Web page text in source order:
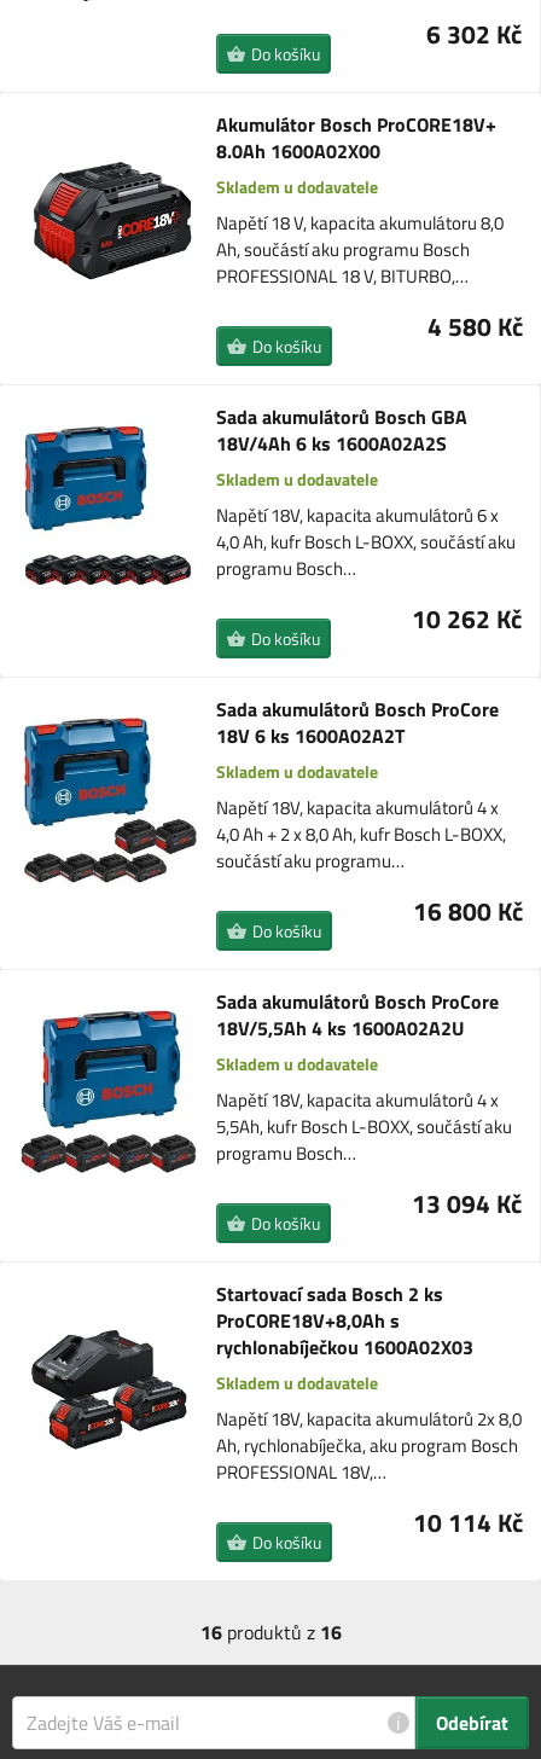
6 302 Kč
Do košíku
Akumulátor Bosch ProCORE18V+
8.0Ah 1600A02X00
Skladem u dodavatele
Napětí 18 V, kapacita akumulátoru 8,0
Ah, součástí aku programu Bosch
PROFESSIONAL 18 V, BITURBO,…
4 580 Kč
Do košíku
Sada akumulátorů Bosch GBA
18V/4Ah 6 ks 1600A02A2S
Skladem u dodavatele
Napětí 18V, kapacita akumulátorů 6 x
4,0 Ah, kufr Bosch L-BOXX, součástí aku
programu Bosch…
10 262 Kč
Do košíku
Sada akumulátorů Bosch ProCore
18V 6 ks 1600A02A2T
Skladem u dodavatele
Napětí 18V, kapacita akumulátorů 4 x
4,0 Ah + 2 x 8,0 Ah, kufr Bosch L-BOXX,
součástí aku programu…
16 800 Kč
Do košíku
Sada akumulátorů Bosch ProCore
18V/5,5Ah 4 ks 1600A02A2U
Skladem u dodavatele
Napětí 18V, kapacita akumulátorů 4 x
5,5Ah, kufr Bosch L-BOXX, součástí aku
programu Bosch…
13 094 Kč
Do košíku
Startovací sada Bosch 2 ks
ProCORE18V+8,0Ah s
rychlonabíječkou 1600A02X03
Skladem u dodavatele
Napětí 18V, kapacita akumulátorů 2x 8,0
Ah, rychlonabíječka, aku program Bosch
PROFESSIONAL 18V,…
10 114 Kč
Do košíku
16produktů z 16
i Odebírat